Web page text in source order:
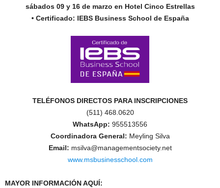
sábados 09 y 16 de marzo en Hotel Cinco Estrellas
• Certificado: IEBS Business School de España
TELÉFONOS DIRECTOS PARA INSCRIPCIONES
(511) 468.0620
WhatsApp: 955513556
Coordinadora General: Meyling Silva
Email: msilva@managementsociety.net
www.msbusinesschool.com
MAYOR INFORMACIÓN AQUÍ: